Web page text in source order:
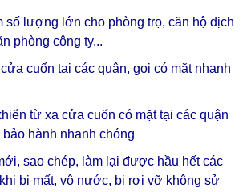
số lượng lớn cho phòng trọ, căn hộ dịch
phòng công ty...
cuốn tại các quận, gọi có mặt nhanh
từ xa cửa cuốn có mặt tại các quận
hành nhanh chóng
sao chép, làm lại được hầu hết các
bị mất, vô nước, bị rơi vỡ không sử